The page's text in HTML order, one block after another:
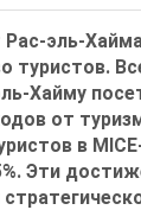
эль-
туристов.
Хайму
от
в
Эти